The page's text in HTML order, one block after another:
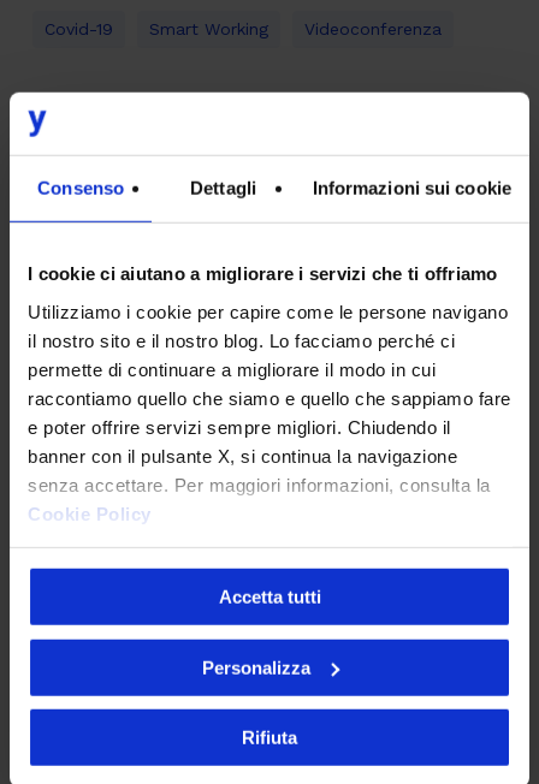
Consenso Dettagli Informazioni sui cookie
I cookie ci aiutano a migliorare i servizi che ti offriamo
Utilizziamo i cookie per capire come le persone navigano
il nostro sito e il nostro blog. Lo facciamo perché ci
permette di continuare a migliorare il modo in cui
raccontiamo quello che siamo e quello che sappiamo fare
e poter offrire servizi sempre migliori. Chiudendo il
banner con il pulsante X, si continua la navigazione
senza accettare. Per maggiori informazioni, consulta la
Cookie Policy
Accetta tutti
Personalizza
Rifiuta
Covid-19 Smart Working Videoconferenza
Alberto Mariutto
Manager
Alberto coordina il Team Marketing di Intesys e,
come Digital Strategist, accompagna i clienti nello
sviluppo di progetti di Digital Marketing che siano
in grado di raggiungere gli obiettivi di business, e
al contempo permettano agli utenti di soddisfare i
Manager, gestisce tutti gli aspetti aziendali
correlati alle tematiche di Sostenibilità.
Iscriviti alla newsletter